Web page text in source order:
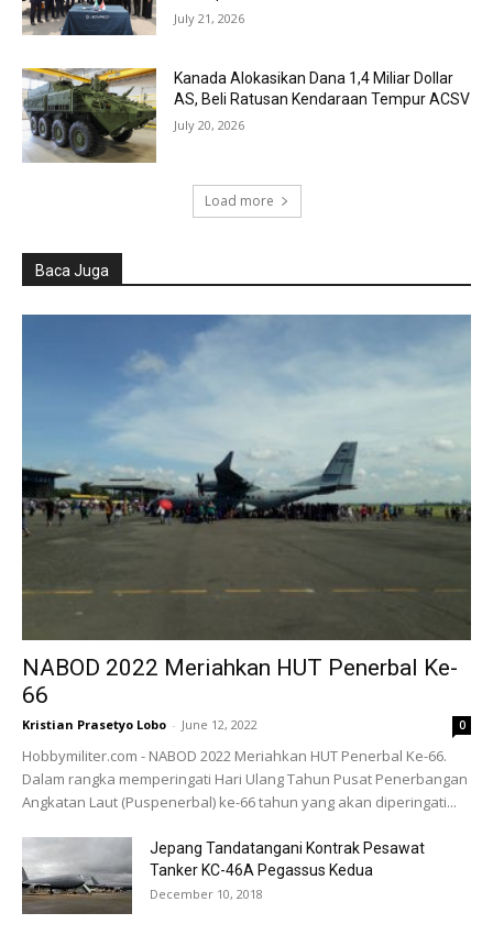
July 21, 2026
Kanada Alokasikan Dana 1,4 Miliar Dollar
AS, Beli Ratusan Kendaraan Tempur ACSV
July 20, 2026
Load more
Baca Juga
NABOD 2022 Meriahkan HUT Penerbal Ke-
66
Kristian Prasetyo Lobo - June 12, 2022 0
Hobbymiliter.com - NABOD 2022 Meriahkan HUT Penerbal Ke-66.
Dalam rangka memperingati Hari Ulang Tahun Pusat Penerbangan
Angkatan Laut (Puspenerbal) ke-66 tahun yang akan diperingati...
Jepang Tandatangani Kontrak Pesawat
Tanker KC-46A Pegassus Kedua
December 10, 2018